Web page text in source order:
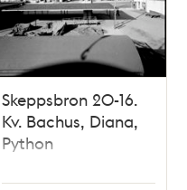
Skeppsbron 20-16.
Kv. Bachus, Diana,
Python